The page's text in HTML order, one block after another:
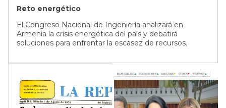
Reto energético
El Congreso Nacional de Ingeniería analizará en
Armenia la crisis energética del país y debatirá
soluciones para enfrentar la escasez de recursos.